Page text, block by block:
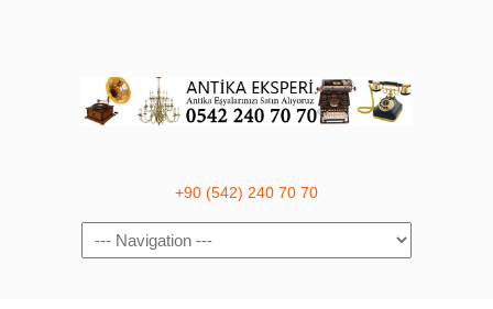
+90 (542) 240 70 70
Navigation